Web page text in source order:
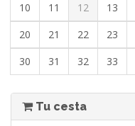
10
11 12 13
20
21 22 23
30
31 32 33
Tu cesta